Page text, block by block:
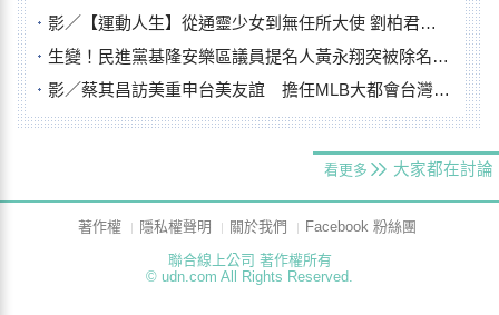
影／【運動人生】從通靈少女到無任所大使 劉柏君女裁判人生國際發光
生變！民進黨基隆安樂區議員提名人黃永翔突被除名 將另提他人
影／蔡其昌訪美重申台美友誼 擔任MLB大都會台灣日開球嘉賓
看更多 大家都在討論
著作權 隱私權聲明 關於我們
Facebook 粉絲團
聯合線上公司 著作權所有
© udn.com All Rights Reserved.